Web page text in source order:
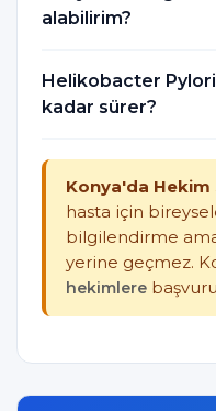
alabilirim?
Helikobacter
kadar sürer?
Konya'da Hekim
hasta için
bilgilendirme
yerine geçmez.
hekimlere